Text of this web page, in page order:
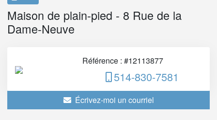
Maison de plain-pied - 8 Rue de la
Dame-Neuve
Référence : #12113877
514-830-7581
Écrivez-moi un courriel